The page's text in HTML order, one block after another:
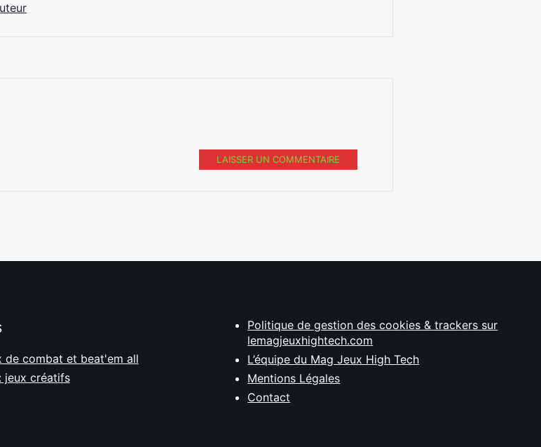
LAISSER UN COMMENTAIRE
de combat et beat'em all
jeux créatifs
Politique de gestion des cookies & trackers sur
lemagjeuxhightech.com
L’équipe du Mag Jeux High Tech
Mentions Légales
Contact